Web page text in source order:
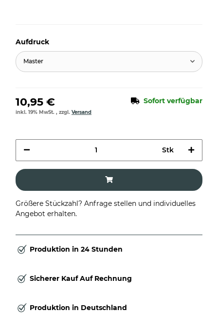
Aufdruck
Master
10,95 € Sofort verfügbar
inkl. 19% MwSt. , zzgl. Versand
Stk
Größere Stückzahl? Anfrage stellen und individuelles
Angebot erhalten.
Produktion in 24 Stunden
Sicherer Kauf Auf Rechnung
Produktion in Deutschland